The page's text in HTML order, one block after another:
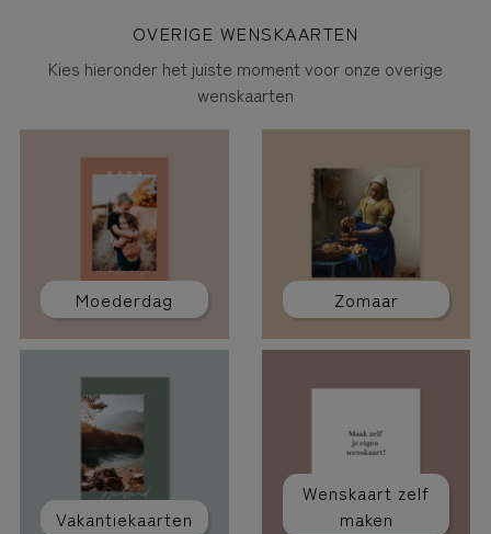
OVERIGE WENSKAARTEN
Kies hieronder het juiste moment voor onze overige
wenskaarten
Moederdag Zomaar
Vakantiekaarten
Wenskaart zelf
maken